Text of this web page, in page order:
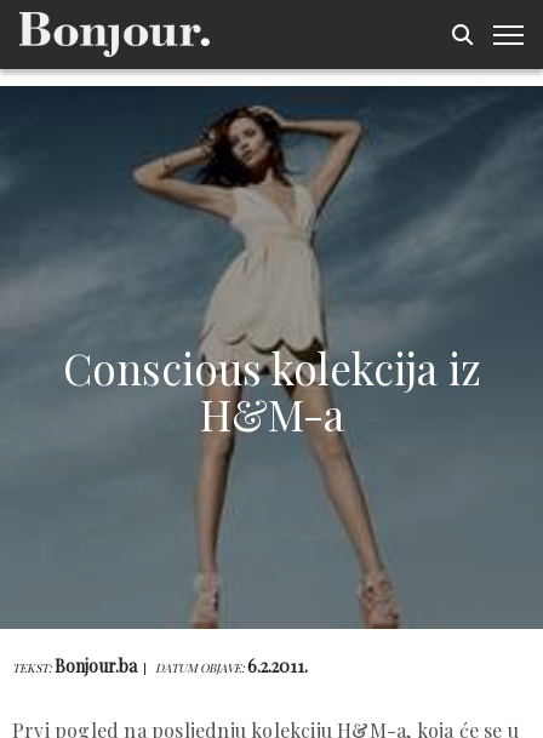
Conscious kolekcija iz
H&M-a
TEKST:Bonjour.ba DATUM OBJAVE:6.2.2011.
Prvi pogled na posljednju kolekciju H&M-a, koja će se u